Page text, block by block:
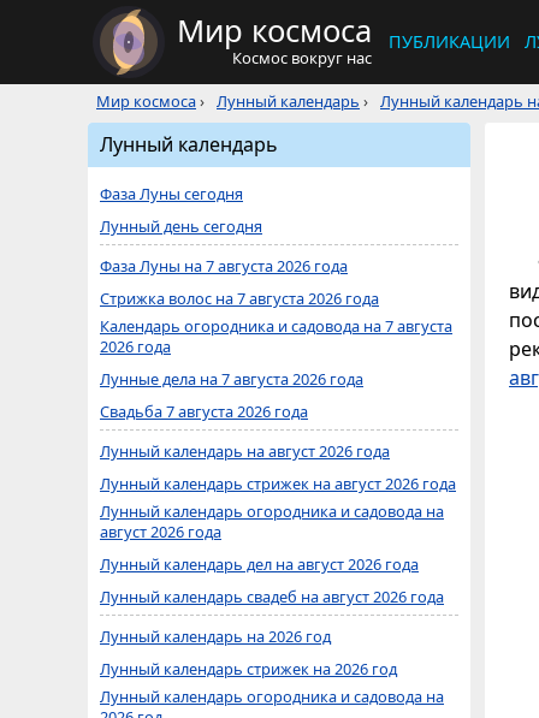
Мир космоса
Космос вокруг нас
ПУБЛИКАЦИИ
Мир космоса› Лунный календарь › Лунный календарь
Лунный календарь
Фаза Луны сегодня
Лунный день сегодня
Фаза Луны на 7 августа 2026 года
Стрижка волос на 7 августа 2026 года
Календарь огородника и садовода на 7 августа
2026 года
Лунные дела на 7 августа 2026 года
Свадьба 7 августа 2026 года
Лунный календарь на август 2026 года
Лунный календарь стрижек на август 2026 года
Лунный календарь огородника и садовода на
август 2026 года
Лунный календарь дел на август 2026 года
Лунный календарь свадеб на август 2026 года
Лунный календарь на 2026 год
Лунный календарь стрижек на 2026 год
Лунный календарь огородника и садовода на